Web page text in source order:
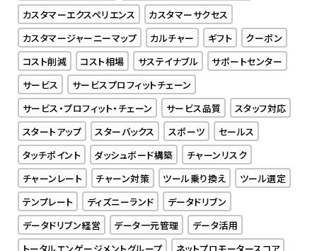
カスタマーエクスペリエンス
カスタマーサクセス
カスタマージャーニーマップ
カルチャー ギフト
クーポン
コスト削減
コスト相場 サステイナブル
サポートセンター
サービス
サービスプロフィットチェーン
サービス・プロフィット・チェーン
サービス品質
スタッフ対応
スタートアップ
スターバックス スポーツ
セールス
タッチポイント
ダッシュボード構築
チャーンリスク
チャーンレート
チャーン対策 ツール乗り換え
ツール選定
テンプレート
ディズニーランド
データドリブン
データドリブン経営
データ一元管理
データ活用
トータルエンゲージメントグループ
ネットプロモータースコア